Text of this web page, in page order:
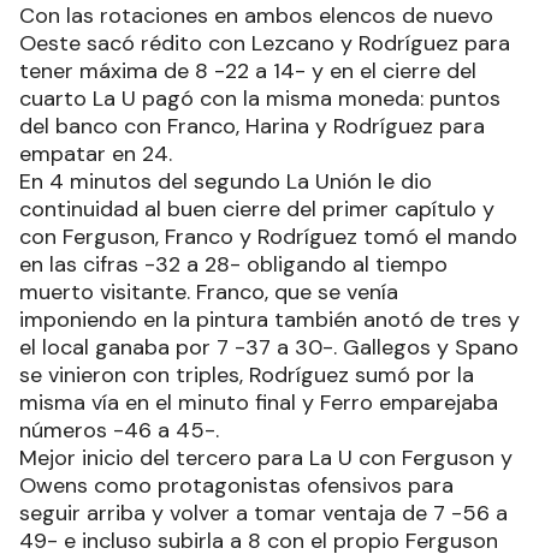
Con las rotaciones en ambos elencos de nuevo
Oeste sacó rédito con Lezcano y Rodríguez para
tener máxima de 8 -22 a 14- y en el cierre del
cuarto La U pagó con la misma moneda: puntos
del banco con Franco, Harina y Rodríguez para
empatar en 24.
En 4 minutos del segundo La Unión le dio
continuidad al buen cierre del primer capítulo y
con Ferguson, Franco y Rodríguez tomó el mando
en las cifras -32 a 28- obligando al tiempo
muerto visitante. Franco, que se venía
imponiendo en la pintura también anotó de tres y
el local ganaba por 7 -37 a 30-. Gallegos y Spano
se vinieron con triples, Rodríguez sumó por la
misma vía en el minuto final y Ferro emparejaba
números -46 a 45-.
Mejor inicio del tercero para La U con Ferguson y
Owens como protagonistas ofensivos para
seguir arriba y volver a tomar ventaja de 7 -56 a
49- e incluso subirla a 8 con el propio Ferguson